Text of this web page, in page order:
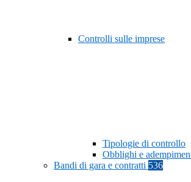
Controlli sulle imprese
Tipologie di controllo
Obblighi e
Bandi di gara e contratti 536